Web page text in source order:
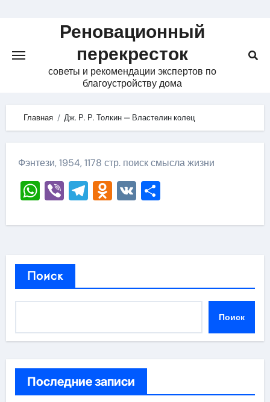
Реновационный
перекресток
советы и рекомендации экспертов по
благоустройству дома
Главная Дж. Р. Р. Толкин — Властелин колец
Фэнтези, 1954, 1178 стр. поиск смысла жизни
WhatsApp
ViberTelegram
Odnoklassniki
VKОтправить
Поиск
Поиск
Последние записи